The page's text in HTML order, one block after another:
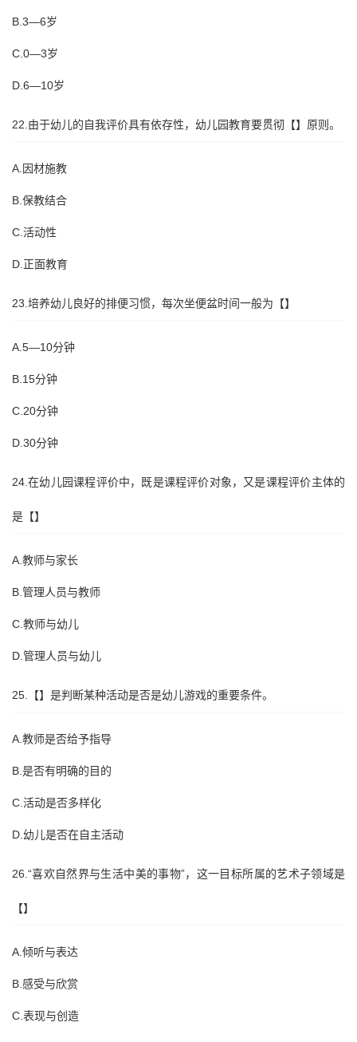
B.3—6岁
C.0—3岁
D.6—10岁
22.由于幼儿的自我评价具有依存性，幼儿园教育要贯彻【】原则。
A.因材施教
B.保教结合
C.活动性
D.正面教育
23.培养幼儿良好的排便习惯，每次坐便盆时间一般为【】
A.5—10分钟
B.15分钟
C.20分钟
D.30分钟
24.在幼儿园课程评价中，既是课程评价对象，又是课程评价主体的
是【】
A.教师与家长
B.管理人员与教师
C.教师与幼儿
D.管理人员与幼儿
25.【】是判断某种活动是否是幼儿游戏的重要条件。
A.教师是否给予指导
B.是否有明确的目的
C.活动是否多样化
D.幼儿是否在自主活动
26.“喜欢自然界与生活中美的事物”，这一目标所属的艺术子领域是
【】
A.倾听与表达
B.感受与欣赏
C.表现与创造